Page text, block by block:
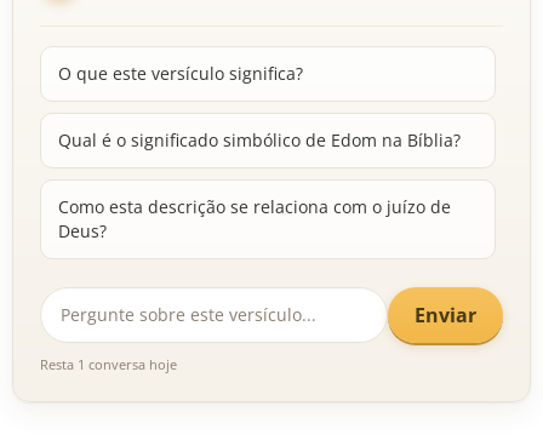
O que este versículo significa?
Qual é o significado simbólico de Edom na Bíblia?
Como esta descrição se relaciona com o juízo de
Deus?
Enviar
Resta 1 conversa hoje